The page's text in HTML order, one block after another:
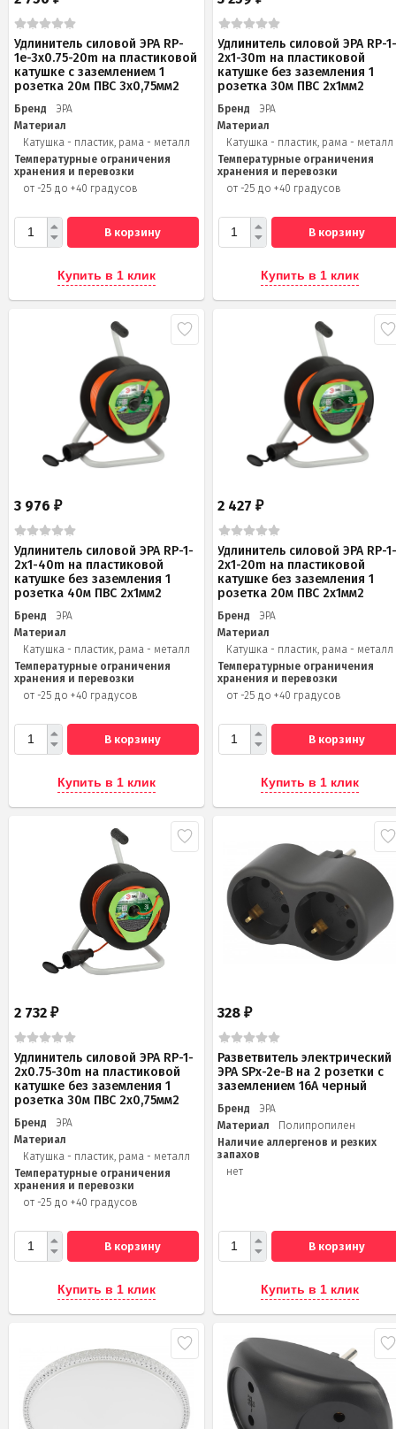
Удлинитель силовой ЭРА RP-
1e-3х0.75-20m на пластиковой
катушке c заземлением 1
розетка 20м ПВС 3х0,75мм2
Бренд
ЭРА
Материал
Катушка - пластик, рама - металл
Температурные ограничения
хранения и перевозки
от -25 до +40 градусов
В корзину
Купить в 1 клик
Удлинитель силовой ЭРА RP-
2x1-30m на пластиковой
катушке без заземления 1
розетка 30м ПВС 2x1мм2
Бренд
ЭРА
Материал
Катушка - пластик, рама - металл
Температурные ограничения
хранения и перевозки
от -25 до +40 градусов
В корзину
Купить в 1 клик
3 976 ₽
Удлинитель силовой ЭРА RP-1-
2x1-40m на пластиковой
катушке без заземления 1
розетка 40м ПВС 2x1мм2
Бренд
ЭРА
Материал
Катушка - пластик, рама - металл
Температурные ограничения
хранения и перевозки
от -25 до +40 градусов
В корзину
Купить в 1 клик
2 427₽
Удлинитель силовой ЭРА RP-
2x1-20m на пластиковой
катушке без заземления 1
розетка 20м ПВС 2х1мм2
Бренд
ЭРА
Материал
Катушка - пластик, рама - металл
Температурные ограничения
хранения и перевозки
от -25 до +40 градусов
В корзину
Купить в 1 клик
2 732 ₽
Удлинитель силовой ЭРА RP-1-
2x0.75-30m на пластиковой
катушке без заземления 1
розетка 30м ПВС 2х0,75мм2
Бренд
ЭРА
Материал
Катушка - пластик, рама - металл
Температурные ограничения
хранения и перевозки
от -25 до +40 градусов
В корзину
Купить в 1 клик
328₽
Разветвитель электрический
ЭРА SPx-2e-B на 2 розетки с
заземлением 16А черный
Бренд
ЭРА
Материал
Полипропилен
Наличие аллергенов и резких
запахов
нет
В корзину
Купить в 1 клик